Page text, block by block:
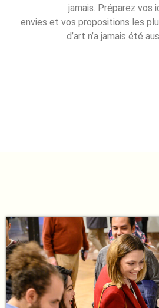
jamais. Préparez vos
envies et vos propositions les
d’art n’a jamais été